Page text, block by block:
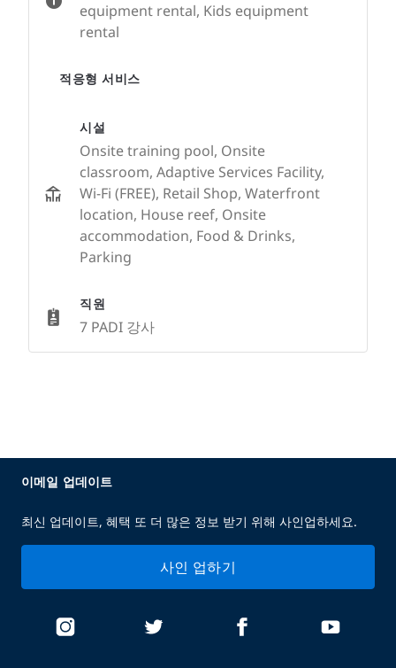
equipment rental, Kids equipment
rental
적응형 서비스
시설
Onsite training pool, Onsite
classroom, Adaptive Services Facility,
Wi-Fi (FREE), Retail Shop, Waterfront
location, House reef, Onsite
accommodation, Food & Drinks,
Parking
직원
7 PADI 강사
이메일 업데이트
최신 업데이트, 혜택 또 더 많은 정보 받기 위해 사인업하세요.
사인 업하기